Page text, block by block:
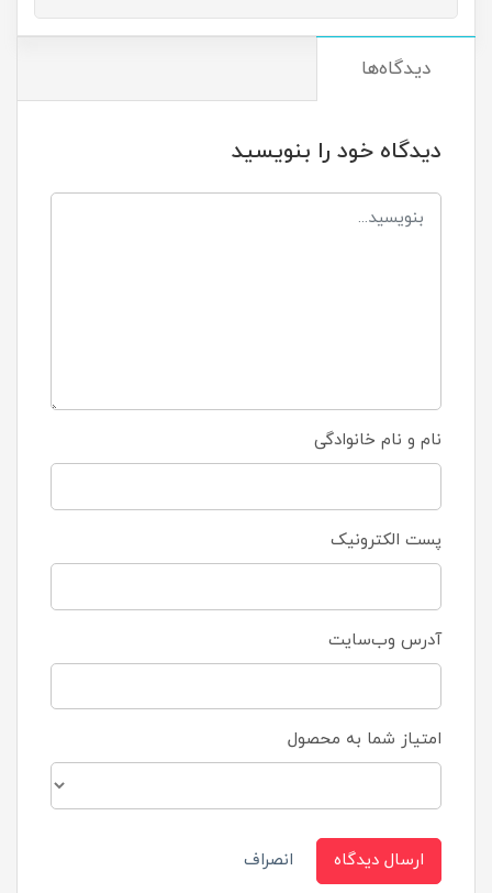
دیدگاه‌ها
دیدگاه خود را بنویسید
نام و نام خانوادگی
پست الکترونیک
آدرس وب‌سایت
امتیاز شما به محصول
ارسال دیدگاه انصراف